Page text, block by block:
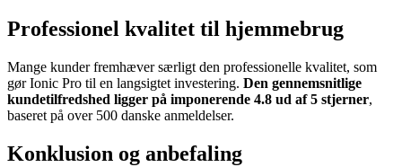
Professionel kvalitet til hjemmebrug
Mange kunder fremhæver særligt den professionelle kvalitet, som
gør Ionic Pro til en langsigtet investering. Den gennemsnitlige
kundetilfredshed ligger på imponerende 4.8 ud af 5 stjerner,
baseret på over 500 danske anmeldelser.
Konklusion og anbefaling